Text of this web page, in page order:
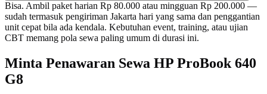
Bisa. Ambil paket harian Rp 80.000 atau mingguan Rp 200.000 —
sudah termasuk pengiriman Jakarta hari yang sama dan penggantian
unit cepat bila ada kendala. Kebutuhan event, training, atau ujian
CBT memang pola sewa paling umum di durasi ini.
Minta Penawaran Sewa HP ProBook 640
G8